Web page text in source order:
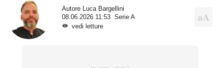
Autore Luca Bargellini
08.06.2026 11:53
Serie A
vedi letture